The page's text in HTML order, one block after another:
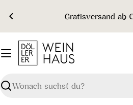
Inhalt
springen
Gratisversand
Suchen